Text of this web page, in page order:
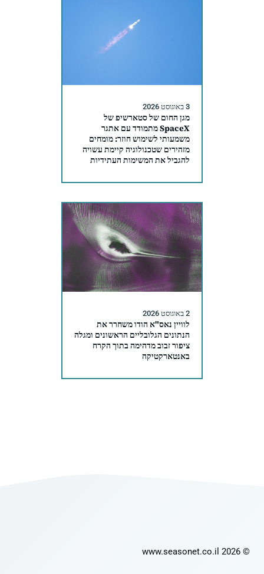
3 באוגוסט 2026
מגן החום של סטארשיפ של
SpaceX מתמודד עם אתגר
משמעותי לשימוש חוזר: מומחים
מזהירים שטכנולוגיה קיימת עשויה
להגביל את המשימות העתידיות
2 באוגוסט 2026
לוויין נאס"א הודו משחרר את
הנתונים הגלובליים הראשונים ומגלה
ציפור זבוב מדהימה בתוך הקרח
באנטארקטיקה
© 2026 www.seasonet.co.il